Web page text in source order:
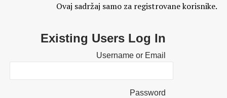
Ovaj sadržaj samo za registrovane korisnike.
Existing Users Log In
Username or Email
Password